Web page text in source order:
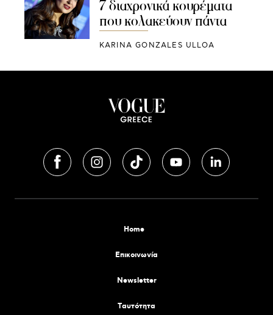
7 διαχρονικά κουρέματα
που κολακεύουν πάντα
KARINA GONZALES ULLOA
Home
Επικοινωνία
Newsletter
Tαυτότητα